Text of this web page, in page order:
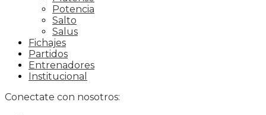
Potencia
Salto
Salus
Fichajes
Partidos
Entrenadores
Institucional
Conectate con nosotros: